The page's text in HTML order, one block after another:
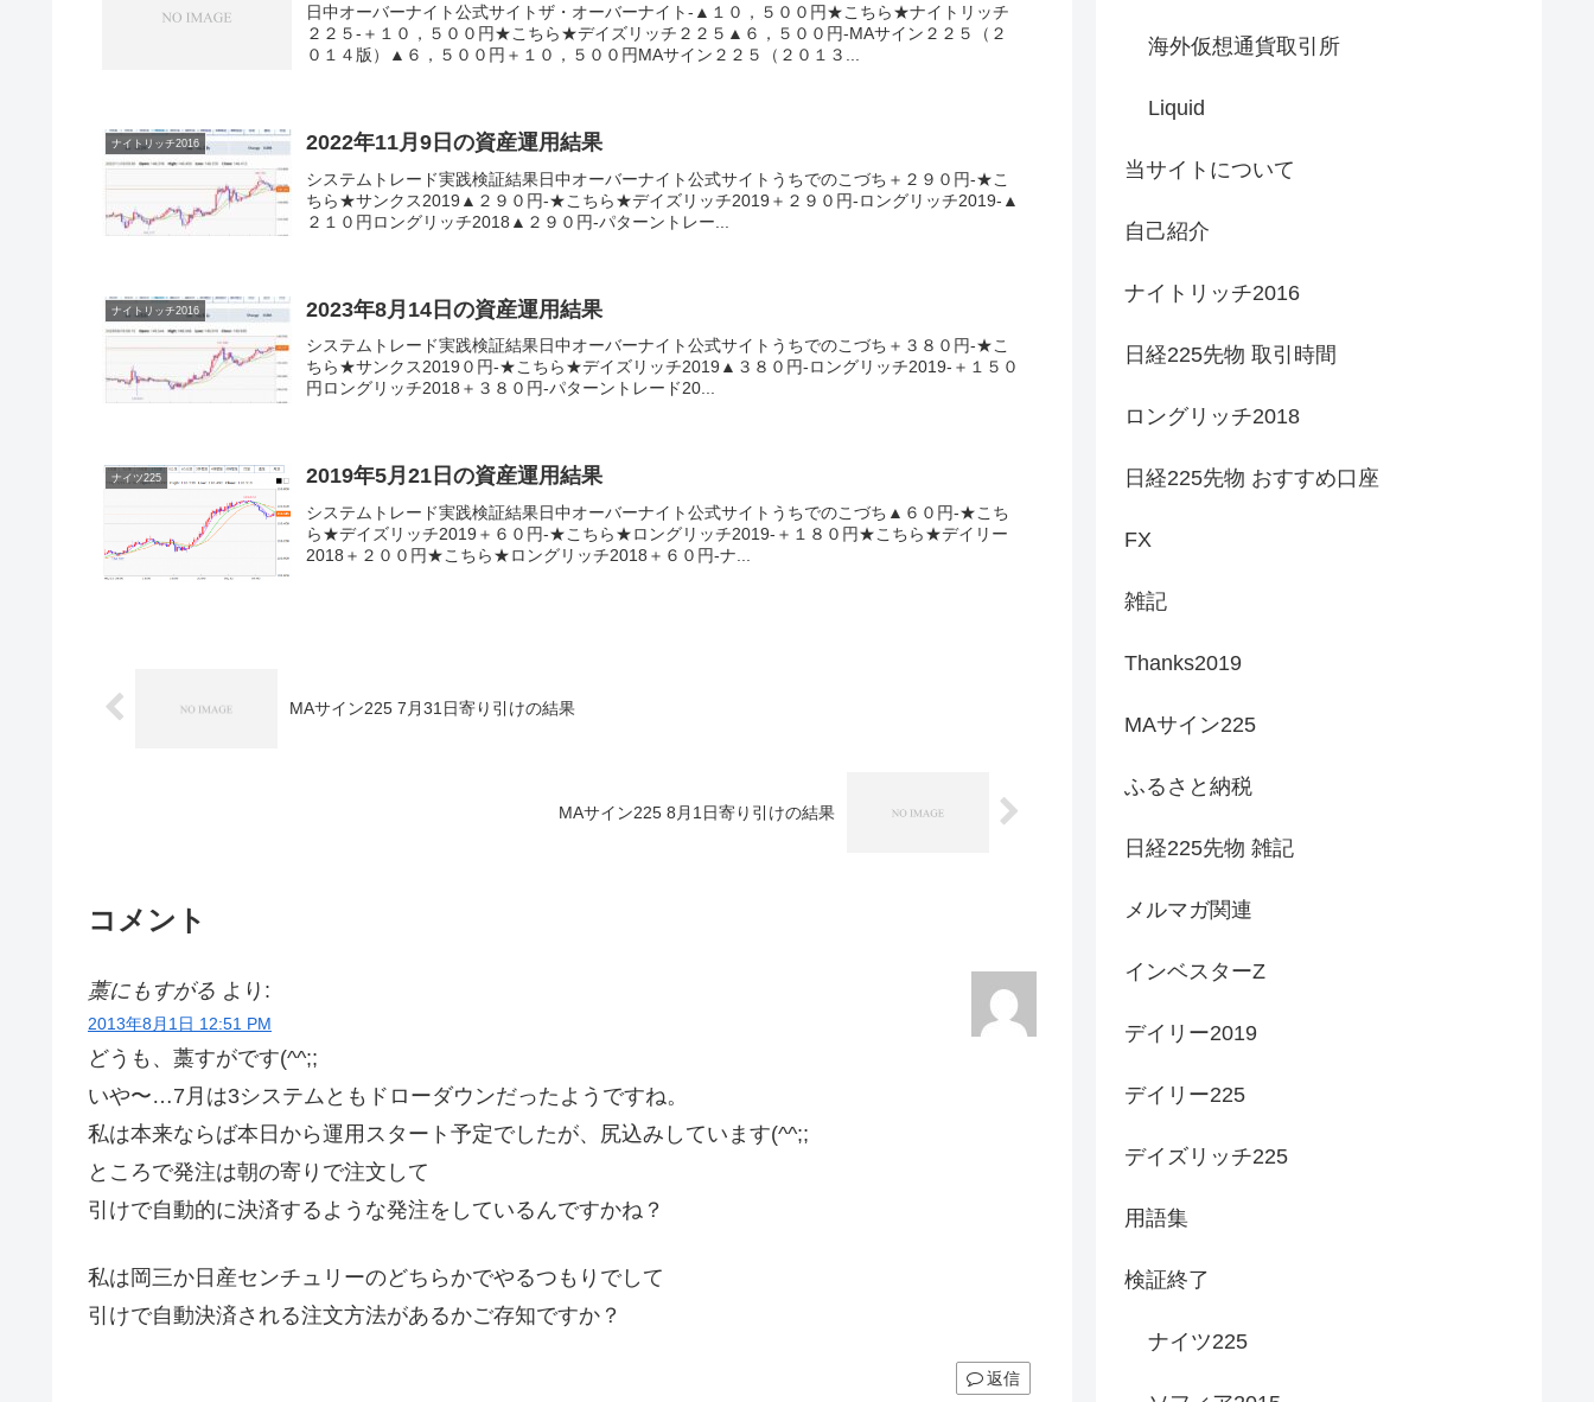
日中オーバーナイト公式サイトザ・オーバーナイト-▲１０，５００円★こちら★ナイトリッチ
２２５-＋１０，５００円★こちら★デイズリッチ２２５▲６，５００円-MAサイン２２５（２
０１４版）▲６，５００円＋１０，５００円MAサイン２２５（２０１３...
ナイトリッチ2016 2022年11月9日の資産運用結果
システムトレード実践検証結果日中オーバーナイト公式サイトうちでのこづち＋２９０円-★こ
ちら★サンクス2019▲２９０円-★こちら★デイズリッチ2019＋２９０円-ロングリッチ2019-▲
２１０円ロングリッチ2018▲２９０円-パターントレー...
ナイトリッチ2016 2023年8月14日の資産運用結果
システムトレード実践検証結果日中オーバーナイト公式サイトうちでのこづち＋３８０円-★こ
ちら★サンクス2019０円-★こちら★デイズリッチ2019▲３８０円-ロングリッチ2019-＋１５０
円ロングリッチ2018＋３８０円-パターントレード20...
ナイツ225 2019年5月21日の資産運用結果
システムトレード実践検証結果日中オーバーナイト公式サイトうちでのこづち▲６０円-★こち
ら★デイズリッチ2019＋６０円-★こちら★ロングリッチ2019-＋１８０円★こちら★デイリー
2018＋２００円★こちら★ロングリッチ2018＋６０円-ナ...
MAサイン225 7月31日寄り引けの結果
MAサイン225 8月1日寄り引けの結果
コメント
藁にもすがる より:
2013年8月1日 12:51 PM
どうも、藁すがです(^^;;
いや〜…7月は3システムともドローダウンだったようですね。
私は本来ならば本日から運用スタート予定でしたが、尻込みしています(^^;;
ところで発注は朝の寄りで注文して
引けで自動的に決済するような発注をしているんですかね？
私は岡三か日産センチュリーのどちらかでやるつもりでして
引けで自動決済される注文方法があるかご存知ですか？
返信
海外仮想通貨取引所
Liquid
当サイトについて
自己紹介
ナイトリッチ2016
日経225先物 取引時間
ロングリッチ2018
日経225先物 おすすめ口座
FX
雑記
Thanks2019
MAサイン225
ふるさと納税
日経225先物 雑記
メルマガ関連
インベスターZ
デイリー2019
デイリー225
デイズリッチ225
用語集
検証終了
ナイツ225